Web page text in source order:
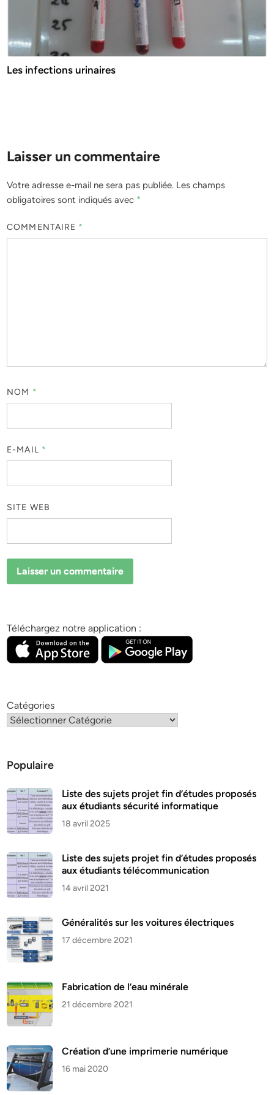
Les infections urinaires
Laisser un commentaire
Votre adresse e-mail ne sera pas publiée. Les champs
obligatoires sont indiqués avec *
COMMENTAIRE *
NOM *
E-MAIL *
SITE WEB
Téléchargez notre application :
Catégories
Populaire
Liste des sujets projet fin d’études proposés
aux étudiants sécurité informatique
18 avril 2025
Liste des sujets projet fin d’études proposés
aux étudiants télécommunication
14 avril 2021
Généralités sur les voitures électriques
17 décembre 2021
Fabrication de l’eau minérale
21 décembre 2021
Création d’une imprimerie numérique
16 mai 2020